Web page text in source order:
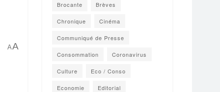
AA
Brocante Brèves
Chronique Cinéma
Communiqué de Presse
Consommation Coronavirus
Culture Eco / Conso
Economie Editorial